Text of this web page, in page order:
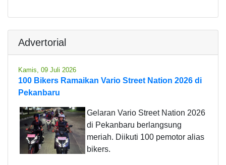
Advertorial
Kamis, 09 Juli 2026
100 Bikers Ramaikan Vario Street Nation 2026 di
Pekanbaru
Gelaran Vario Street Nation 2026
di Pekanbaru berlangsung
meriah. Diikuti 100 pemotor alias
bikers.